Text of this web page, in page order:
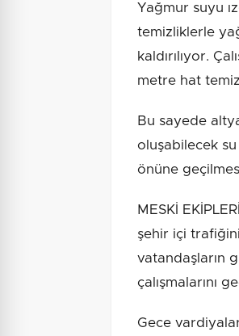
Yağmur suyu
temizliklerle
kaldırılıyor.
metre hat
Bu sayede
oluşabilecek
önüne
MESKİ
şehir içi
vatandaşların
çalışmalarını
Gece